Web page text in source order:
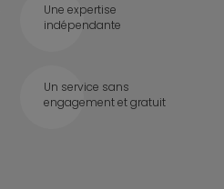
Une expertise
indépendante
Un service sans
engagement et gratuit